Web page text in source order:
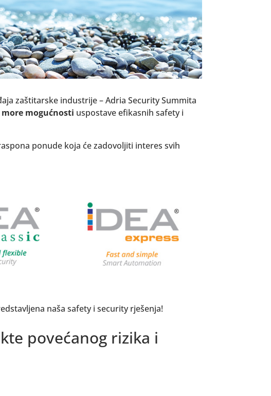
zaštitarske industrije – Adria Security Summita
more mogućnosti uspostave efikasnih safety i
ponude koja će zadovoljiti interes svih
naša safety i security rješenja!
povećanog rizika i